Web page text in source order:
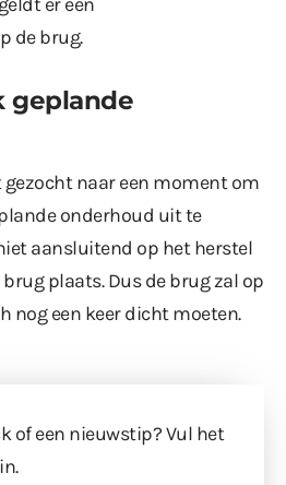
de brug.
geplande
naar een moment om
onderhoud uit te
aansluitend op het herstel
plaats. Dus de brug zal op
nog een keer dicht moeten.
of een nieuwstip? Vul het
in.